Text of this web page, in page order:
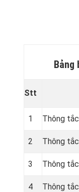
Bảng
Stt
1 Thông
2 Thông
3 Thông
4 Thông